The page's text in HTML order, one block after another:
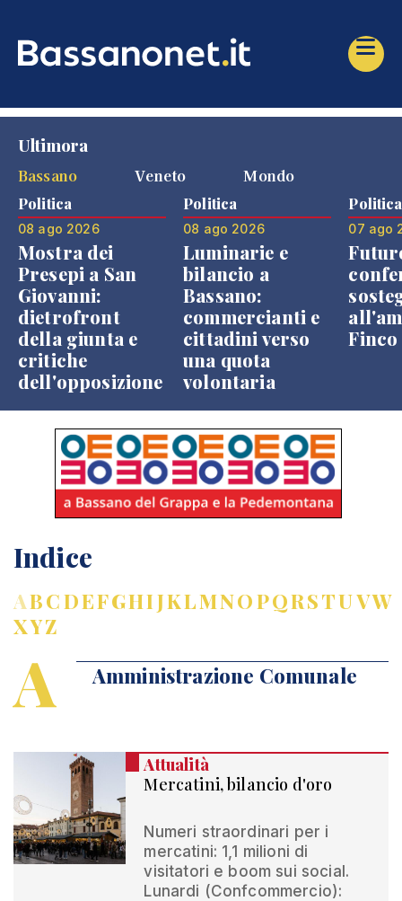
Ultimora
Bassano
Veneto Mondo
Politica
08 ago 2026
Mostra dei
Presepi a San
Giovanni:
dietrofront
della giunta e
critiche
dell'opposizione
Politica
08 ago 2026
Luminarie e
bilancio a
Bassano:
commercianti e
cittadini verso
una quota
volontaria
Politica
07 ago
Finco
Indice
ABCDEFGHIJKLMNOPQRSTUVW
XYZ
A Amministrazione Comunale
Attualità
Mercatini, bilancio d'oro
Numeri straordinari per i
mercatini: 1,1 milioni di
visitatori e boom sui social.
Lunardi (Confcommercio):